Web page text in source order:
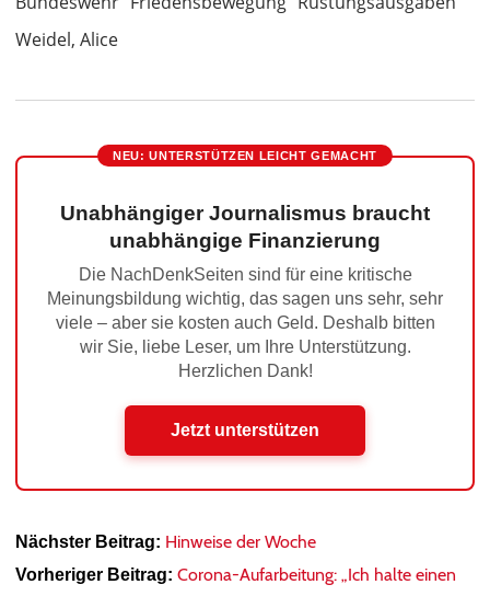
Weidel, Alice
NEU: UNTERSTÜTZEN LEICHT GEMACHT
Unabhängiger Journalismus braucht
unabhängige Finanzierung
Die NachDenkSeiten sind für eine kritische
Meinungsbildung wichtig, das sagen uns sehr, sehr
viele – aber sie kosten auch Geld. Deshalb bitten
wir Sie, liebe Leser, um Ihre Unterstützung.
Herzlichen Dank!
Jetzt unterstützen
Nächster Beitrag: Hinweise der Woche
Vorheriger Beitrag: Corona-Aufarbeitung: „Ich halte einen